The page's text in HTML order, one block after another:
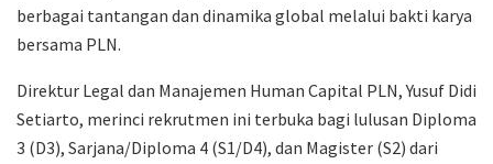
berbagai tantangan dan dinamika global melalui bakti karya
bersama PLN.
Direktur Legal dan Manajemen Human Capital PLN, Yusuf Didi
Setiarto, merinci rekrutmen ini terbuka bagi lulusan Diploma
3 (D3), Sarjana/Diploma 4 (S1/D4), dan Magister (S2) dari